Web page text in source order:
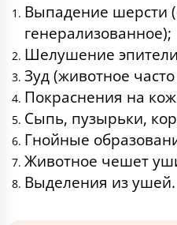
Выпадение шерсти
генерализованное);
Шелушение
Зуд (животное
Покраснения на
Сыпь, пузырьки,
Гнойные
Животное чешет
Выделения из ушей.